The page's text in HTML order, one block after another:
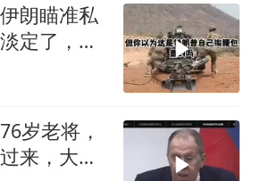
朗瞄准私
定了，被
岁老将，
来，大鹅